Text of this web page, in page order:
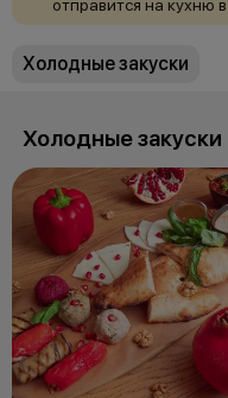
отправится на кухню в
Холодные закуски
Холодные закуски